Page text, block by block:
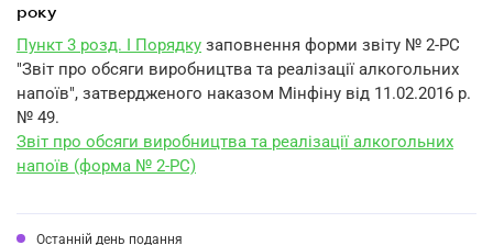
року
Пункт 3 розд. I Порядку заповнення форми звіту № 2-РС
"Звіт про обсяги виробництва та реалізації алкогольних
напоїв", затвердженого наказом Мінфіну від 11.02.2016 р.
№ 49.
Звіт про обсяги виробництва та реалізації алкогольних
напоїв (форма № 2-РС)
Останній день подання